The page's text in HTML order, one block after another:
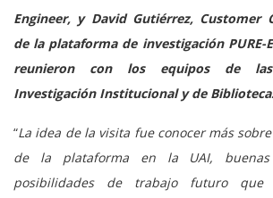
Engineer, y David Gutiérrez, Customer
de la plataforma de investigación PURE-
reunieron con los equipos de
Investigación Institucional y de
“La idea de la visita fue conocer más
de la plataforma en la UAI,
posibilidades de trabajo futuro que